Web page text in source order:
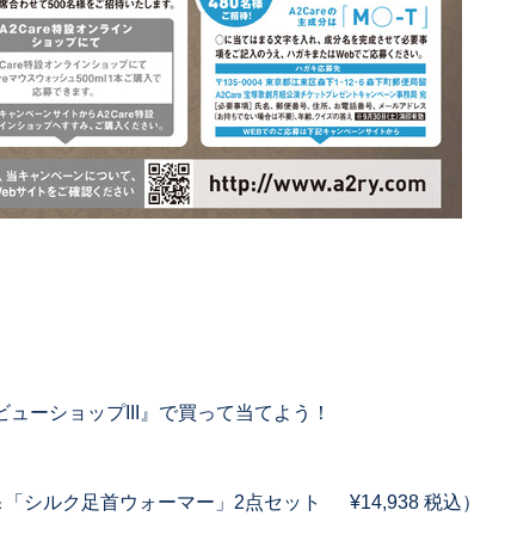
ーショップIII』で買って当てよう！
「シルク足首ウォーマー」2点セット ¥14,938 税込）